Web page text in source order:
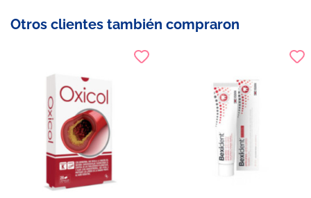
Otros clientes también compraron